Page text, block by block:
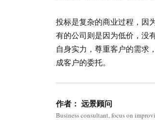
投标是复杂的商业过程，因
有的公司则是因为低价，没
自身实力，尊重客户的需求
成客户的委托。
作者： 远景顾问
Business consultant, focus on